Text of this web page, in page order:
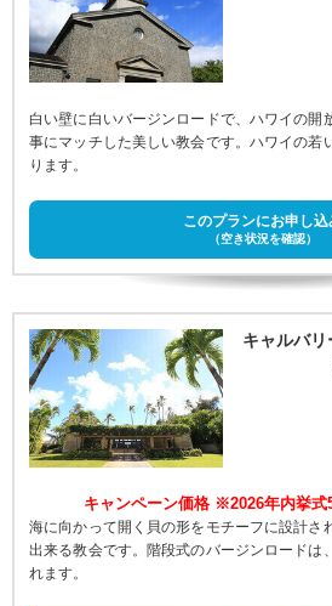
白い壁に白いバージンロードで、ハワイの開
事にマッチした美しい教会です。ハワイの若
ります。
このプランにお申し込
（空き状況を確認）
キャルバ
キャンペーン価格 ※2026年内挙式
海に向かって開く貝の形をモチーフに設計さ
出来る教会です。階段式のバージンロードは
れます。